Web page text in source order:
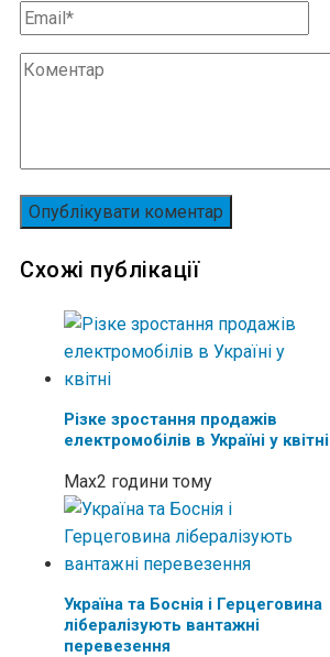
Схожі публікації
Різке зростання продажів
електромобілів в Україні у квітні
Max2 години тому
Україна та Боснія і Герцеговина
лібералізують вантажні
перевезення